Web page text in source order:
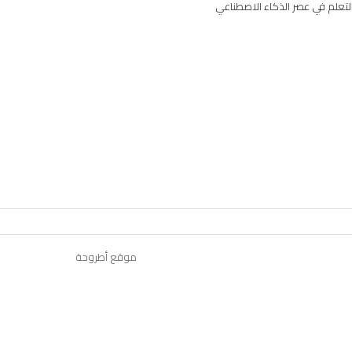
في عصر الذكاء الاصطناعي
موقع أطروحة